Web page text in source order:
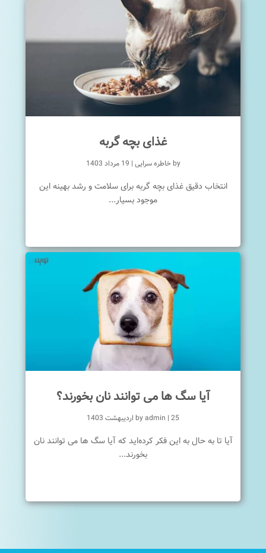
غذای بچه گربه
byخاطره سرایی | 19 مرداد 1403
انتخاب دقیق غذای بچه گربه برای سلامت و رشد بهینه این
موجود بسیار...
آیا سگ ها می توانند نان بخورند؟
byadmin | 25 اردیبهشت 1403
آیا تا به حال به این فکر کرده‌اید که آیا سگ ها می توانند نان
بخورند...